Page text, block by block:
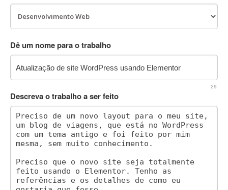
Dê um nome para o trabalho
29
Descreva o trabalho a ser feito